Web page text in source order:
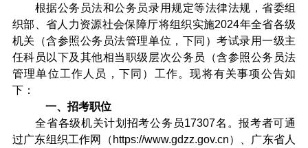
根据公务员法和公务员录用规定等法律法规，省委组
织部、省人力资源社会保障厅将组织实施2024年全省各级
机关（含参照公务员法管理单位，下同）考试录用一级主
任科员以下及其他相当职级层次公务员（含参照公务员法
管理单位工作人员，下同）工作。现将有关事项公告如
下：
一、招考职位
全省各级机关计划招考公务员17307名。报考者可通
过广东组织工作网（https://www.gdzz.gov.cn）、广东省人